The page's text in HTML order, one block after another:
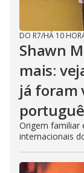
DO R7/HÁ 10
Shawn
mais:
já foram
Origem familiar
internacionais